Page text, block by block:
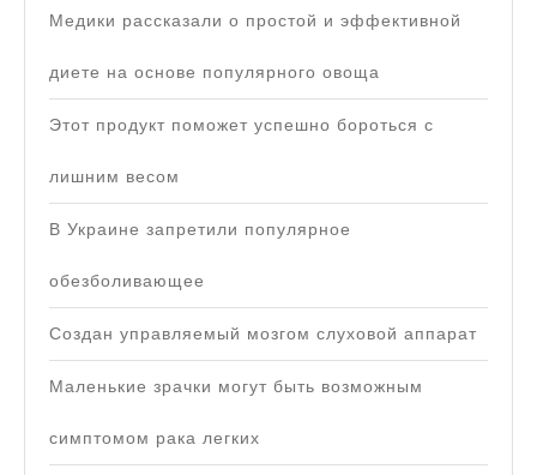
Медики рассказали о простой и эффективной
диете на основе популярного овоща
Этот продукт поможет успешно бороться с
лишним весом
В Украине запретили популярное
обезболивающее
Создан управляемый мозгом слуховой аппарат
Маленькие зрачки могут быть возможным
симптомом рака легких